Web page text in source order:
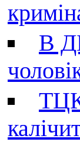
В
ТЦК